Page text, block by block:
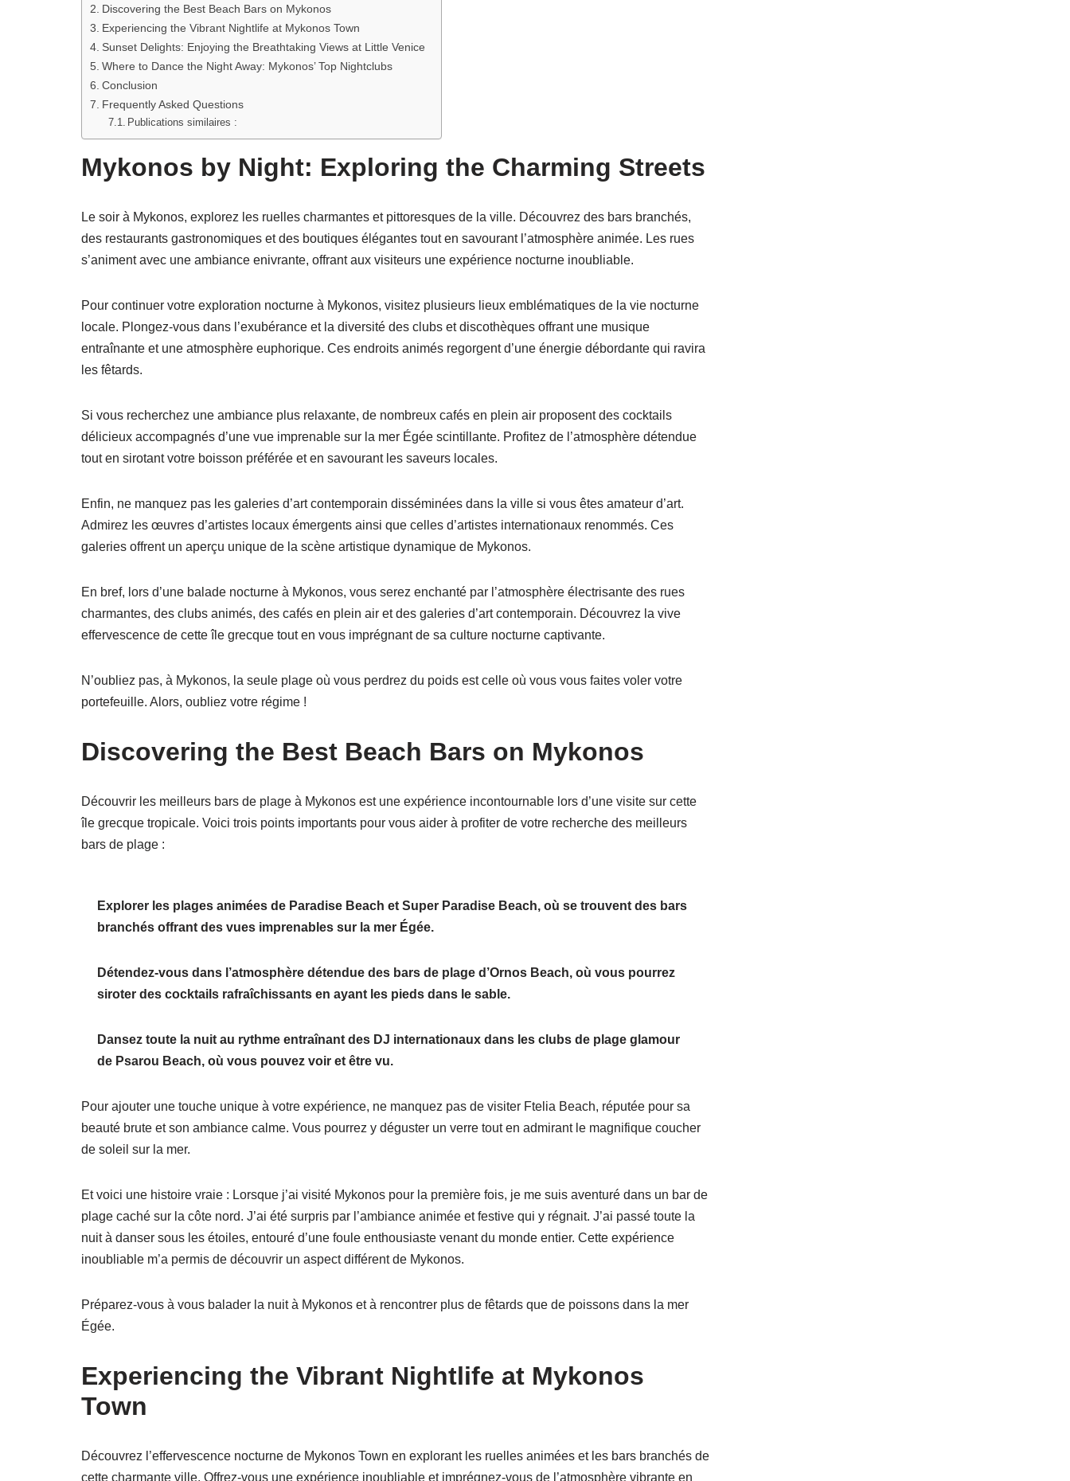
Discovering the Best Beach Bars on Mykonos
Experiencing the Vibrant Nightlife at Mykonos Town
Sunset Delights: Enjoying the Breathtaking Views at Little Venice
Where to Dance the Night Away: Mykonos’ Top Nightclubs
Conclusion
Frequently Asked Questions
Publications similaires :
Mykonos by Night: Exploring the Charming Streets
Le soir à Mykonos, explorez les ruelles charmantes et pittoresques de la ville. Découvrez des bars branchés,
des restaurants gastronomiques et des boutiques élégantes tout en savourant l’atmosphère animée. Les rues
s’animent avec une ambiance enivrante, offrant aux visiteurs une expérience nocturne inoubliable.
Pour continuer votre exploration nocturne à Mykonos, visitez plusieurs lieux emblématiques de la vie nocturne
locale. Plongez-vous dans l’exubérance et la diversité des clubs et discothèques offrant une musique
entraînante et une atmosphère euphorique. Ces endroits animés regorgent d’une énergie débordante qui ravira
les fêtards.
Si vous recherchez une ambiance plus relaxante, de nombreux cafés en plein air proposent des cocktails
délicieux accompagnés d’une vue imprenable sur la mer Égée scintillante. Profitez de l’atmosphère détendue
tout en sirotant votre boisson préférée et en savourant les saveurs locales.
Enfin, ne manquez pas les galeries d’art contemporain disséminées dans la ville si vous êtes amateur d’art.
Admirez les œuvres d’artistes locaux émergents ainsi que celles d’artistes internationaux renommés. Ces
galeries offrent un aperçu unique de la scène artistique dynamique de Mykonos.
En bref, lors d’une balade nocturne à Mykonos, vous serez enchanté par l’atmosphère électrisante des rues
charmantes, des clubs animés, des cafés en plein air et des galeries d’art contemporain. Découvrez la vive
effervescence de cette île grecque tout en vous imprégnant de sa culture nocturne captivante.
N’oubliez pas, à Mykonos, la seule plage où vous perdrez du poids est celle où vous vous faites voler votre
portefeuille. Alors, oubliez votre régime !
Discovering the Best Beach Bars on Mykonos
Découvrir les meilleurs bars de plage à Mykonos est une expérience incontournable lors d’une visite sur cette
île grecque tropicale. Voici trois points importants pour vous aider à profiter de votre recherche des meilleurs
bars de plage :
Explorer les plages animées de Paradise Beach et Super Paradise Beach, où se trouvent des bars
branchés offrant des vues imprenables sur la mer Égée.
Détendez-vous dans l’atmosphère détendue des bars de plage d’Ornos Beach, où vous pourrez
siroter des cocktails rafraîchissants en ayant les pieds dans le sable.
Dansez toute la nuit au rythme entraînant des DJ internationaux dans les clubs de plage glamour
de Psarou Beach, où vous pouvez voir et être vu.
Pour ajouter une touche unique à votre expérience, ne manquez pas de visiter Ftelia Beach, réputée pour sa
beauté brute et son ambiance calme. Vous pourrez y déguster un verre tout en admirant le magnifique coucher
de soleil sur la mer.
Et voici une histoire vraie : Lorsque j’ai visité Mykonos pour la première fois, je me suis aventuré dans un bar de
plage caché sur la côte nord. J’ai été surpris par l’ambiance animée et festive qui y régnait. J’ai passé toute la
nuit à danser sous les étoiles, entouré d’une foule enthousiaste venant du monde entier. Cette expérience
inoubliable m’a permis de découvrir un aspect différent de Mykonos.
Préparez-vous à vous balader la nuit à Mykonos et à rencontrer plus de fêtards que de poissons dans la mer
Égée.
Experiencing the Vibrant Nightlife at Mykonos
Town
Découvrez l’effervescence nocturne de Mykonos Town en explorant les ruelles animées et les bars branchés de
cette charmante ville. Offrez-vous une expérience inoubliable et imprégnez-vous de l’atmosphère vibrante en